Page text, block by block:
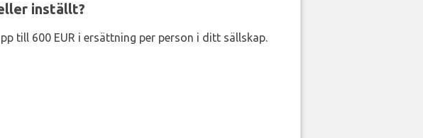
inställt?
till 600 EUR i ersättning per person i ditt sällskap.